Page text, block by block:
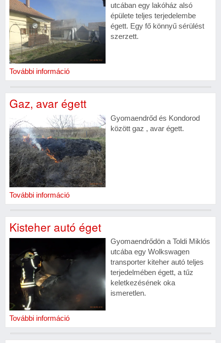
utcában egy lakóház alsó
épülete teljes terjedelembe
égett. Egy fő könnyű sérülést
szerzett.
További információ
Gaz, avar égett
Gyomaendrőd és Kondorod
között gaz , avar égett.
További információ
Kisteher autó éget
Gyomaendrődön a Toldi Miklós
utcába egy Wolkswagen
transporter kiteher autó teljes
terjedelmében égett, a tűz
keletkezésének oka
ismeretlen.
További információ